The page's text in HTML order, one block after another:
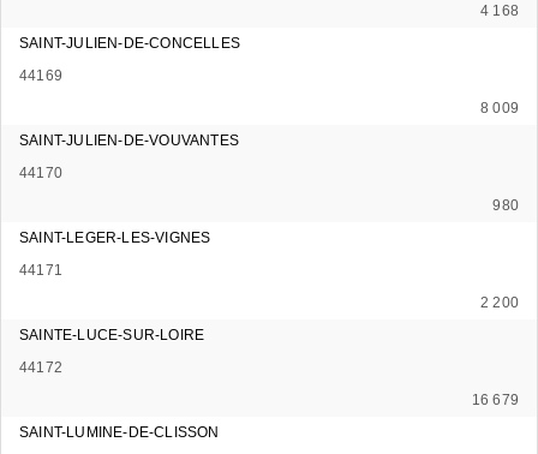
4 168
SAINT-JULIEN-DE-CONCELLES
44169
8 009
SAINT-JULIEN-DE-VOUVANTES
44170
980
SAINT-LEGER-LES-VIGNES
44171
2 200
SAINTE-LUCE-SUR-LOIRE
44172
16 679
SAINT-LUMINE-DE-CLISSON